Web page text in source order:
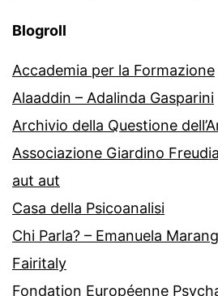
Blogroll
Accademia per la Formazione
Alaaddin – Adalinda Gasparini
Archivio della Questione
Associazione Giardino
aut aut
Casa della Psicoanalisi
Chi Parla? – Emanuela
Fairitaly
Fondation Européenne